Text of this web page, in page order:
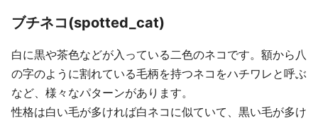
ブチネコ(spotted_cat)
白に黒や茶色などが入っている二色のネコです。額から八
の字のように割れている毛柄を持つネコをハチワレと呼ぶ
など、様々なパターンがあります。
性格は白い毛が多ければ白ネコに似ていて、黒い毛が多け